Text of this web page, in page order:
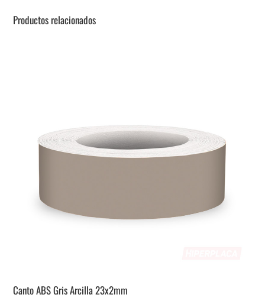
Productos relacionados
Canto ABS Gris Arcilla 23x2mm